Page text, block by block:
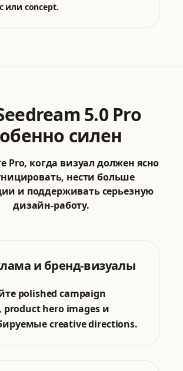
или concept.
5.0 Pro
силен
Pro, когда визуал должен ясно
нести больше
и поддерживать серьезную
дизайн-работу.
и бренд-визуалы
polished campaign
product hero images и
creative directions.